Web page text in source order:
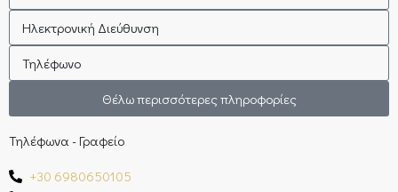
Θέλω περισσότερες πληροφορίες
Τηλέφωνα - Γραφείο
+30 6980650105